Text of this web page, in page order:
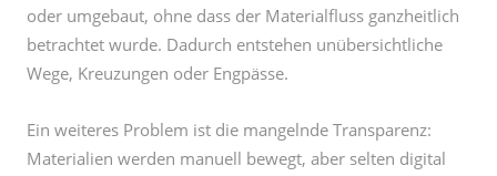
Ein weiteres Problem ist die mangelnde Transparenz:
Materialien werden manuell bewegt, aber selten digital
befindet oder wann es geliefert wird. Das führt zu
Suchzeiten, Doppelaufträgen und